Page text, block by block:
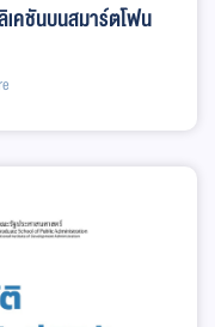
คชันบนสมาร์ตโฟน